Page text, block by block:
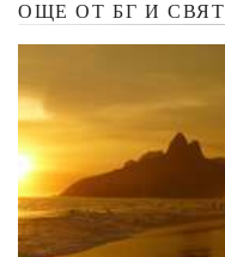
ОЩЕ ОТ БГ И СВЯТ